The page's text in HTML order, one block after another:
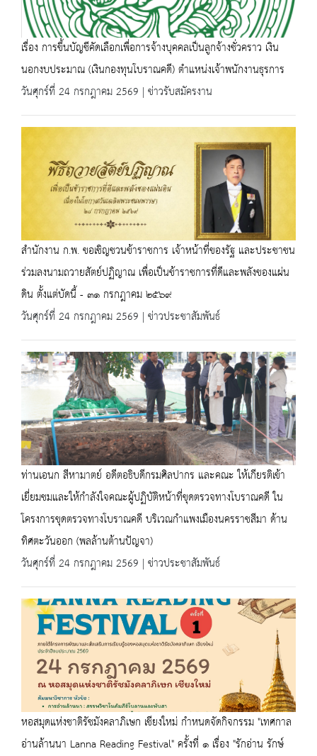
เรื่อง การขึ้นบัญชีคัดเลือกเพื่อการจ้างบุคคลเป็นลูกจ้างชั่วคราว เงิน
นอกงบประมาณ (เงินกองทุนโบราณคดี) ตำแหน่งเจ้าพนักงานธุรการ
วันศุกร์ที่ 24 กรกฎาคม 2569 | ข่าวรับสมัครงาน
สำนักงาน ก.พ. ขอเชิญชวนข้าราชการ เจ้าหน้าที่ของรัฐ และประชาชน
ร่วมลงนามถวายสัตย์ปฏิญาณ เพื่อเป็นข้าราชการที่ดีและพลังของแผ่น
ดิน ตั้งแต่บัดนี้ - ๓๑ กรกฎาคม ๒๕๖๙
วันศุกร์ที่ 24 กรกฎาคม 2569 | ข่าวประชาสัมพันธ์
ท่านเอนก สีหามาตย์ อดีตอธิบดีกรมศิลปากร และคณะ ให้เกียรติเข้า
เยี่ยมชมและให้กำลังใจคณะผู้ปฏิบัติหน้าที่ขุดตรวจทางโบราณคดี ใน
โครงการขุดตรวจทางโบราณคดี บริเวณกำแพงเมืองนครราชสีมา ด้าน
ทิศตะวันออก (พลล้านต้านปัญจา)
วันศุกร์ที่ 24 กรกฎาคม 2569 | ข่าวประชาสัมพันธ์
หอสมุดแห่งชาติรัชมังคลาภิเษก เชียงใหม่ กำหนดจัดกิจกรรม "เทศกาล
อ่านล้านนา Lanna Reading Festival" ครั้งที่ ๑ เรื่อง "รักอ่าน รักษ์